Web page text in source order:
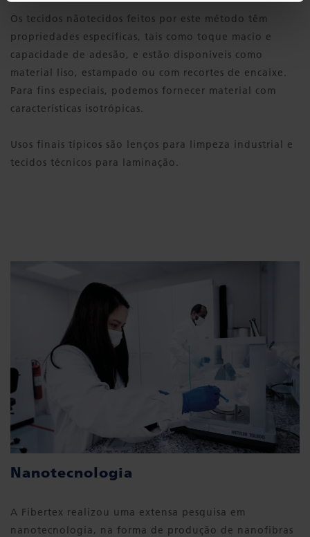
Os tecidos nãotecidos feitos por este método têm
propriedades específicas, tais como toque macio e
capacidade de adesão, e estão disponíveis como
material liso, estampado ou com recortes de encaixe.
Para fins especiais, podemos fornecer material com
características isotrópicas.
Usos finais típicos são lenços para limpeza industrial e
tecidos técnicos para laminação.
Nanotecnologia
A Fibertex realizou uma extensa pesquisa em
nanotecnologia, na forma de produção de nanofibras